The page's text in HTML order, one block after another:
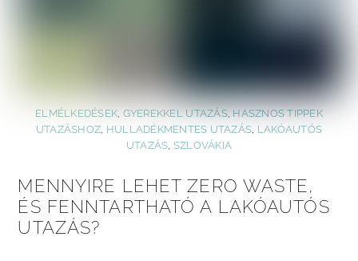
ELMÉLKEDÉSEK, GYEREKKEL UTAZÁS,HASZNOS TIPPEK
UTAZÁSHOZ, HULLADÉKMENTES UTAZÁS, LAKÓAUTÓS
UTAZÁS, SZLOVÁKIA
MENNYIRE LEHET ZERO WASTE,
ÉS FENNTARTHATÓ A LAKÓAUTÓS
UTAZÁS?